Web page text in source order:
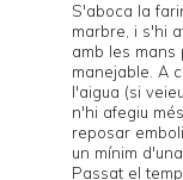
S'aboca la
marbre, i s'hi
amb les mans
manejable. A
l'aigua (si
n'hi afegiu
reposar
un mínim
Passat el